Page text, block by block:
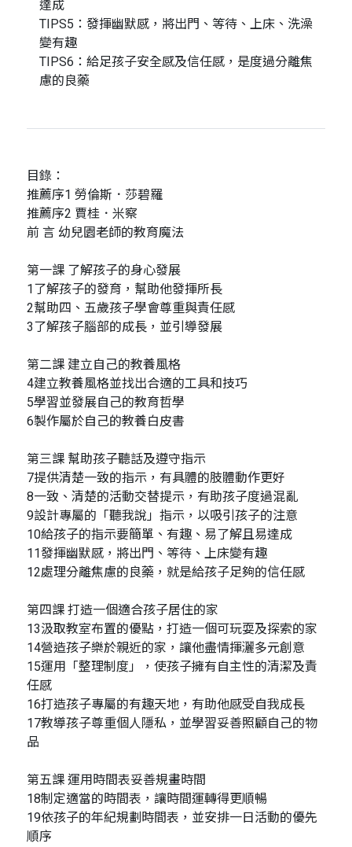
達成
TIPS5：發揮幽默感，將出門、等待、上床、洗澡
變有趣
TIPS6：給足孩子安全感及信任感，是度過分離焦
慮的良藥
目錄：
推薦序1 勞倫斯．莎碧羅
推薦序2 賈桂．米察
前 言 幼兒園老師的教育魔法
第一課 了解孩子的身心發展
1了解孩子的發育，幫助他發揮所長
2幫助四、五歲孩子學會尊重與責任感
3了解孩子腦部的成長，並引導發展
第二課 建立自己的教養風格
4建立教養風格並找出合適的工具和技巧
5學習並發展自己的教育哲學
6製作屬於自己的教養白皮書
第三課 幫助孩子聽話及遵守指示
7提供清楚一致的指示，有具體的肢體動作更好
8一致、清楚的活動交替提示，有助孩子度過混亂
9設計專屬的「聽我說」指示，以吸引孩子的注意
10給孩子的指示要簡單、有趣、易了解且易達成
11發揮幽默感，將出門、等待、上床變有趣
12處理分離焦慮的良藥，就是給孩子足夠的信任感
第四課 打造一個適合孩子居住的家
13汲取教室布置的優點，打造一個可玩耍及探索的家
14營造孩子樂於親近的家，讓他盡情揮灑多元創意
15運用「整理制度」，使孩子擁有自主性的清潔及責
任感
16打造孩子專屬的有趣天地，有助他感受自我成長
17教導孩子尊重個人隱私，並學習妥善照顧自己的物
品
第五課 運用時間表妥善規畫時間
18制定適當的時間表，讓時間運轉得更順暢
19依孩子的年紀規劃時間表，並安排一日活動的優先
順序